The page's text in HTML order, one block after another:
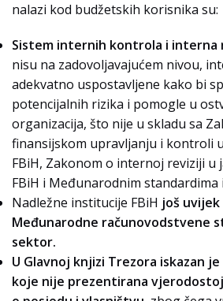
nalazi kod budžetskih korisnika su:
Sistem internih kontrola i interna
nisu na zadovoljavajućem nivou,
adekvatno uspostavljene kako bi
potencijalnih rizika i pomogle u
organizacija, što nije u skladu sa
finansijskom upravljanju i kontroli
FBiH, Zakonom o internoj reviziji u
FBiH i Međunarodnim
Nadležne institucije FBiH još
Međunarodne računovodstvene
sektor.
U Glavnoj knjizi Trezora iskazan
koje nije prezentirana